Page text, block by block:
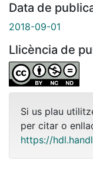
Data de
2018-09-01
Llicència de
Si us plau
per citar o
https://